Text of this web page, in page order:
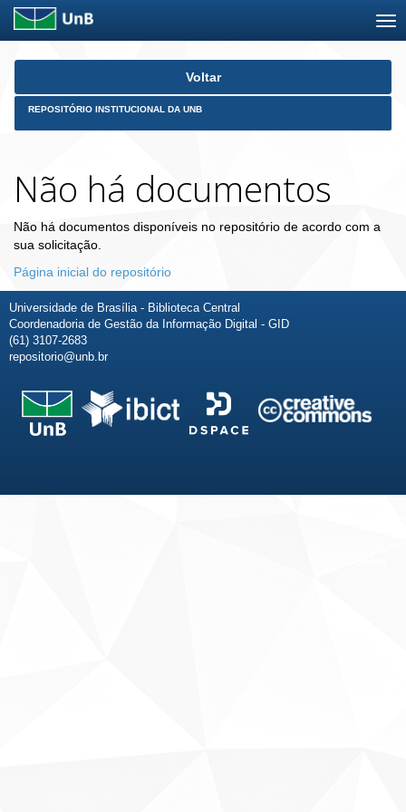
Skip
Voltar
REPOSITÓRIO INSTITUCIONAL DA UNB
Não há documentos
Não há documentos disponíveis no repositório de acordo com a
sua solicitação.
Página inicial do repositório
Universidade de Brasília - Biblioteca Central
Coordenadoria de Gestão da Informação Digital - GID
(61) 3107-2683
repositorio@unb.br